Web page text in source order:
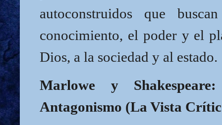
autoconstruidos que
conocimiento, el poder y el
Dios, a la sociedad y al estado.
Marlowe y
Antagonismo (La Vista